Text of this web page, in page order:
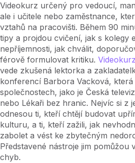
Videokurz určený pro vedoucí,
ale i učitele nebo zaměstnance,
vztahů na pracovišti. Během 90
tipy a projdou cvičení, jak s kolegy
nepříjemnosti, jak chválit,
férově formulovat kritiku.
vede zkušená lektorka a
konferencí Barbora Vacková,
společnostech, jako je Česká
nebo Lékaři bez hranic. Nejvíc si z
odnesou ti, kteří chtějí budovat
kulturu, a ti, kteří zažili, jak
zabolet a vést ke zbytečným
Představené nástroje jim pomůžou
chyb.